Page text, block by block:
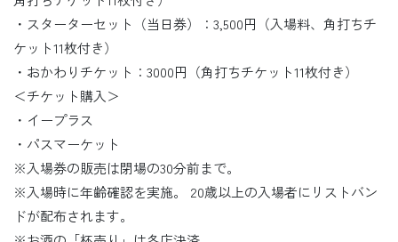
・スターターセット（当日券）：3,500円（入場料、角打ちチ
ケット11枚付き）
・おかわりチケット：3000円（角打ちチケット11枚付き）
＜チケット購入＞
・イープラス
・パスマーケット
※入場券の販売は閉場の30分前まで。
※入場時に年齢確認を実施。 20歳以上の入場者にリストバン
ドが配布されます。